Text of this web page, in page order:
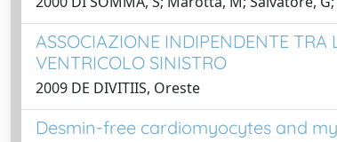
ASSOCIAZIONE INDIPENDENTE TRA
VENTRICOLO SINISTRO
2009 DE DIVITIIS, Oreste
Desmin-free cardiomyocytes and